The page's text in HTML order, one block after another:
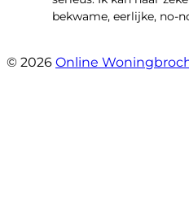
bekwame, eerlijke, no-
© 2026 Online